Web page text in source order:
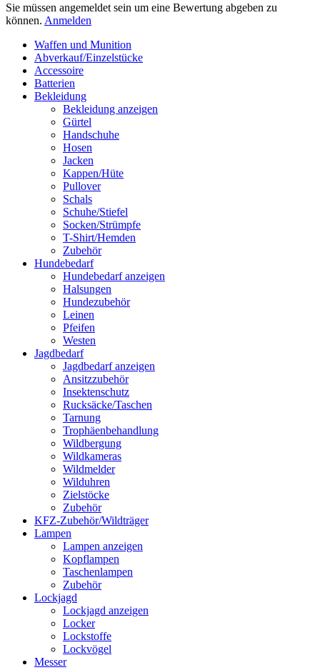
Sie müssen angemeldet sein um eine Bewertung abgeben zu
können. Anmelden
Waffen und Munition
Abverkauf/Einzelstücke
Accessoire
Batterien
Bekleidung
Bekleidung anzeigen
Gürtel
Handschuhe
Hosen
Jacken
Kappen/Hüte
Pullover
Schals
Schuhe/Stiefel
Socken/Strümpfe
T-Shirt/Hemden
Zubehör
Hundebedarf
Hundebedarf anzeigen
Halsungen
Hundezubehör
Leinen
Pfeifen
Westen
Jagdbedarf
Jagdbedarf anzeigen
Ansitzzubehör
Insektenschutz
Rucksäcke/Taschen
Tarnung
Trophäenbehandlung
Wildbergung
Wildkameras
Wildmelder
Wilduhren
Zielstöcke
Zubehör
KFZ-Zubehör/Wildträger
Lampen
Lampen anzeigen
Kopflampen
Taschenlampen
Zubehör
Lockjagd
Lockjagd anzeigen
Locker
Lockstoffe
Lockvögel
Messer